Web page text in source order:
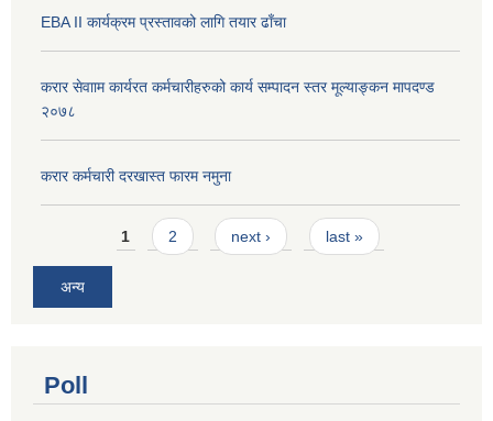
EBA II कार्यक्रम प्रस्तावको लागि तयार ढाँचा
करार सेवााम कार्यरत कर्मचारीहरुको कार्य सम्पादन स्तर मूल्याङ्कन मापदण्ड
२०७८
करार कर्मचारी दरखास्त फारम नमुना
Pages1 2 next › last »
अन्य
Poll